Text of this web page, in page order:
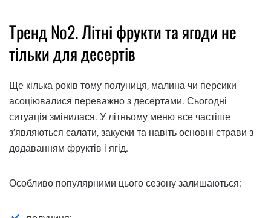
Тренд №2. Літні фрукти та ягоди не
тільки для десертів
Ще кілька років тому полуниця, малина чи персики
асоціювалися переважно з десертами. Сьогодні
ситуація змінилася. У літньому меню все частіше
з’являються салати, закуски та навіть основні страви з
додаванням фруктів і ягід.
Особливо популярними цього сезону залишаються: